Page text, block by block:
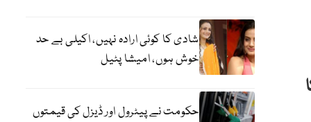
شادی کا کوئی ارادہ نہیں، اکیلی بے حد
خوش ہوں، امیشا پٹیل
حکومت نے پیٹرول اور ڈیزل کی قیمتوں